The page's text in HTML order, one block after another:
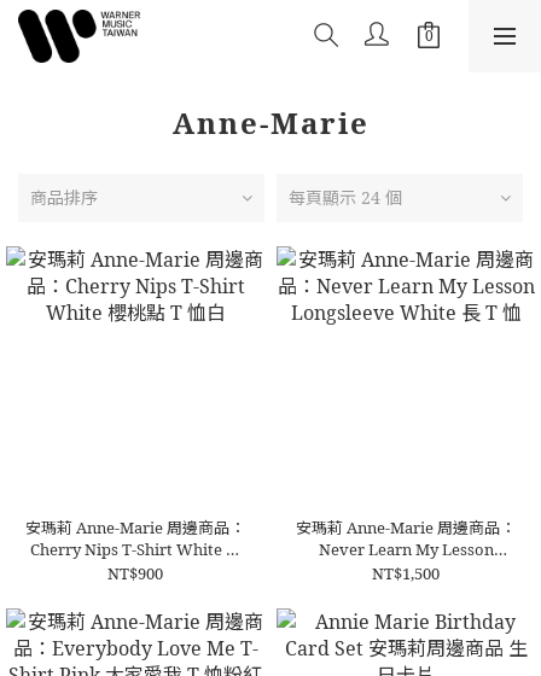
Anne-Marie
商品排序 每頁顯示 24 個
安瑪莉 Anne-Marie 周邊商品：
Cherry Nips T-Shirt White 櫻
桃點 T 恤白
NT$900
安瑪莉 Anne-Marie 周邊商品：
Never Learn My Lesson
Longsleeve White 長 T 恤
NT$1,500